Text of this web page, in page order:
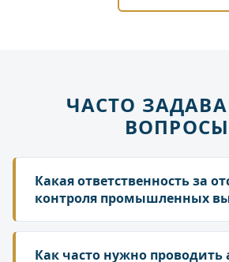
ЧАСТО
ВОПРОСЫ
Какая ответственность за
контроля промышленных
Отсутствие протоколов замеров
нарушением и влечет за собой
Как часто нужно проводить